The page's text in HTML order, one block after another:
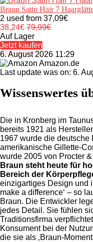
Braun Satin Hair 7
2 used from 37,09€
38,24€ 79,99€
Auf Lager
Jetzt kaufen
6. August 2026 11:29
Amazon.de
Last update was on: 6.
Wissenswertes
Die in Kronberg im
bereits 1921 als
1967 wurde die deutsche
amerikanische Gillette-
wurde 2005 von Procter
Braun steht heute für
Bereich der
einzigartiges Design und
make a difference‘ – so
Braun. Die Entwickler
jedes Detail. Sie fühlen
Traditionsfirma
Konsument bei der
die sie als ‚Braun-